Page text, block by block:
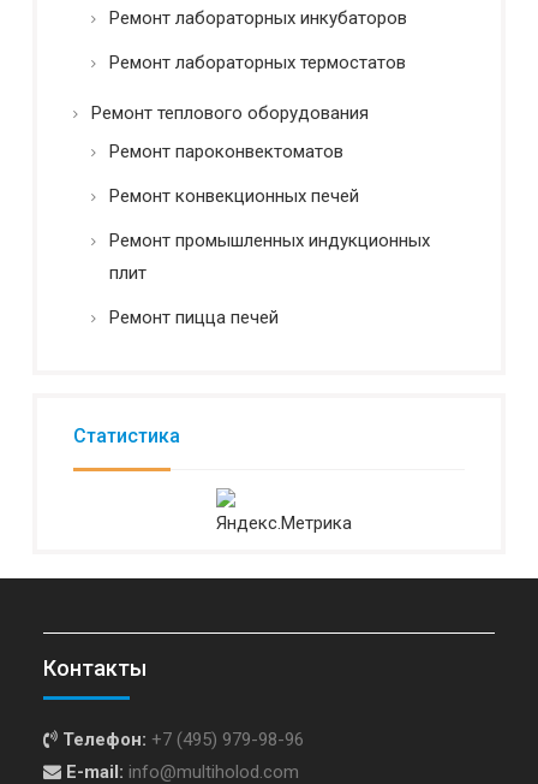
Ремонт лабораторных инкубаторов
Ремонт лабораторных термостатов
Ремонт теплового оборудования
Ремонт пароконвектоматов
Ремонт конвекционных печей
Ремонт промышленных индукционных
плит
Ремонт пицца печей
Статистика
Контакты
Телефон: +7 (495) 979-98-96
E-mail: info@multiholod.com